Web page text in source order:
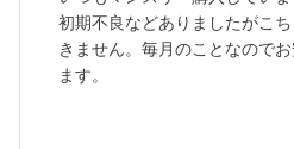
初期不良などありましたがこ
きません。毎月のことなので
ます。